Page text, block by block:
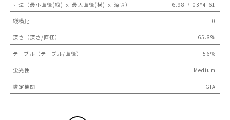
寸法（最小直径(縦) ｘ 最大直径(横) ｘ 深さ） 6.98-7.03*4.61
縦横比 0
深さ（深さ/直径） 65.8%
テーブル（テーブル/直径） 56％
蛍光性 Medium
鑑定機関 GIA